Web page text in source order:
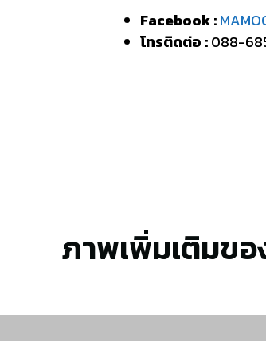
Facebook :
โทรติดต่อ :088-
ภาพเพิ่มเติมข